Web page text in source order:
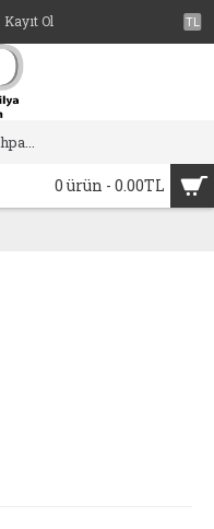
TL
Kayıt Ol
0 ürün - 0.00TL